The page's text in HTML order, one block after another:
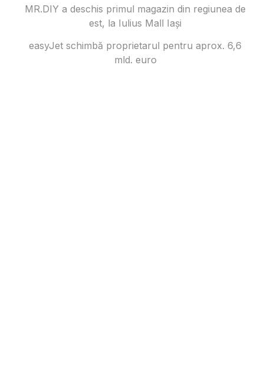
MR.DIY a deschis primul magazin din regiunea de
est, la Iulius Mall Iași
easyJet schimbă proprietarul pentru aprox. 6,6
mld. euro